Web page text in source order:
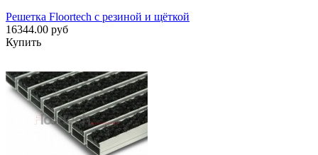
Решетка Floortech с резиной и щёткой
16344.00 руб
Купить